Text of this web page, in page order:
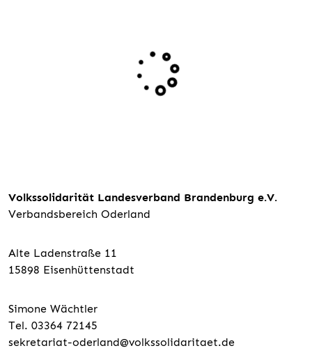
Volkssolidarität Landesverband Brandenburg e.V.
Verbandsbereich Oderland
Alte Ladenstraße 11
15898 Eisenhüttenstadt
Simone Wächtler
Tel. 03364 72145
sekretariat-oderland@volkssolidaritaet.de